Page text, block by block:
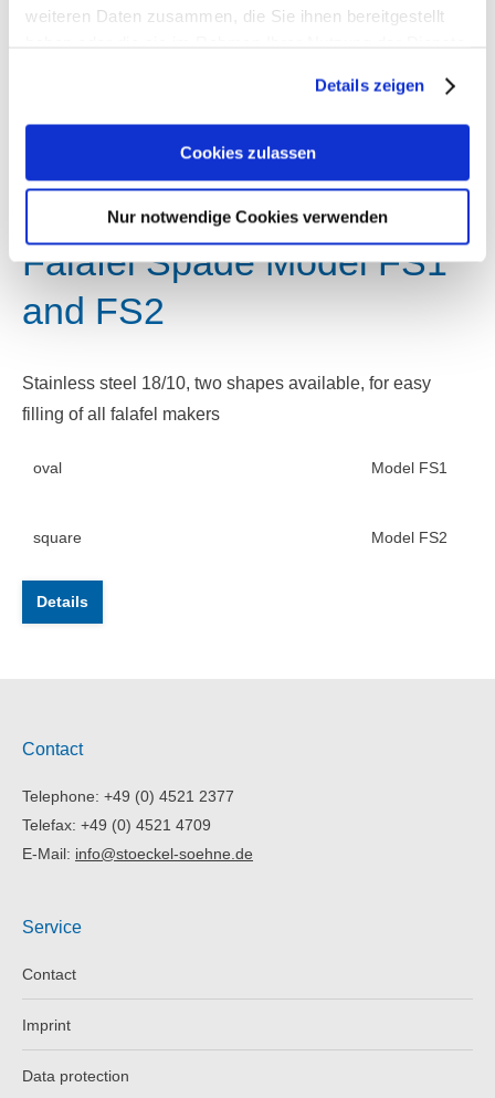
weiteren Daten zusammen, die Sie ihnen bereitgestellt
Details zeigen
Cookies zulassen
Nur notwendige Cookies verwenden
Details
Falafel Spade Model FS1
and FS2
Stainless steel 18/10, two shapes available, for easy
filling of all falafel makers
oval Model FS1
square Model FS2
Details
Contact
Telephone: +49 (0) 4521 2377
Telefax: +49 (0) 4521 4709
E-Mail: info@stoeckel-soehne.de
Service
Contact
Imprint
Data protection